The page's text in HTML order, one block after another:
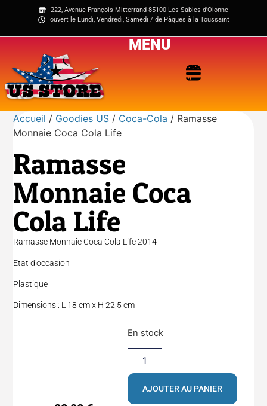
222, Avenue François Mitterrand 85100 Les Sables-d'Olonne
ouvert le Lundi, Vendredi, Samedi / de Pâques à la Toussaint
MENU
Accueil / Goodies US / Coca-Cola / Ramasse
Monnaie Coca Cola Life
Ramasse
Monnaie Coca
Cola Life
Ramasse Monnaie Coca Cola Life 2014
Etat d’occasion
Plastique
Dimensions : L 18 cm x H 22,5 cm
En stock
AJOUTER AU PANIER